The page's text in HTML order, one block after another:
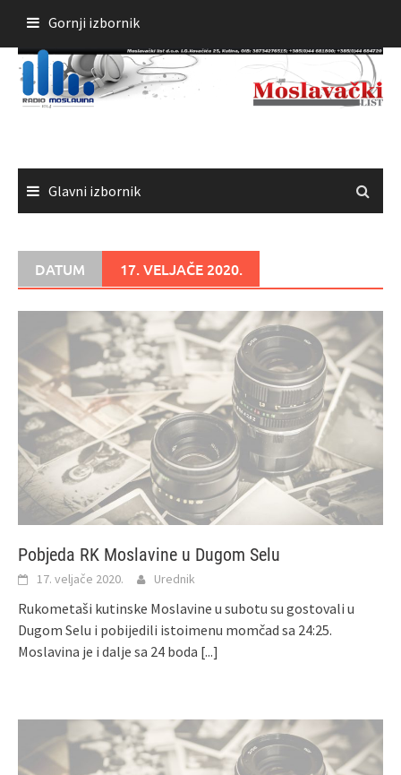
sadržaja
Gornji izbornik
Glavni izbornik
DATUM 17. VELJAČE 2020.
Pobjeda RK Moslavine u Dugom Selu
17. veljače 2020. Urednik
Rukometaši kutinske Moslavine u subotu su gostovali u
Dugom Selu i pobijedili istoimenu momčad sa 24:25.
Moslavina je i dalje sa 24 boda [...]